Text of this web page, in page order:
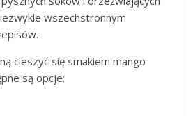
wszechstronnym
cieszyć się smakiem mango
są opcje: